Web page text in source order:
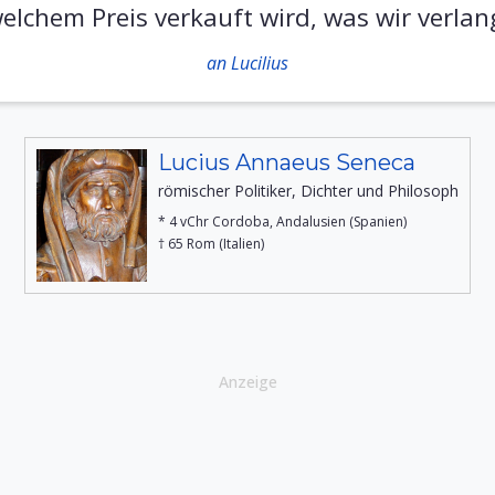
Preis verkauft wird, was wir
an Lucilius
Lucius Annaeus Seneca
römischer Politiker, Dichter und Philosoph
* 4 vChr Cordoba, Andalusien (Spanien)
† 65 Rom (Italien)
Anzeige